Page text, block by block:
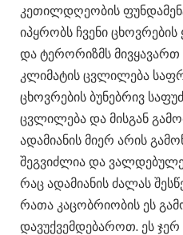
კეთილდღეობის
იპყრობს ჩვენი
და ტერორიზმს
კლიმატის ცვლილება
ცხოვრების ბუნებრივ
ცვლილება და მისგან
ადამიანის მიერ არის
შეგვიძლია და
რაც ადამიანის ძალას
რათა კაცობრიობის ეს
დავუქვემდებაროთ. ეს